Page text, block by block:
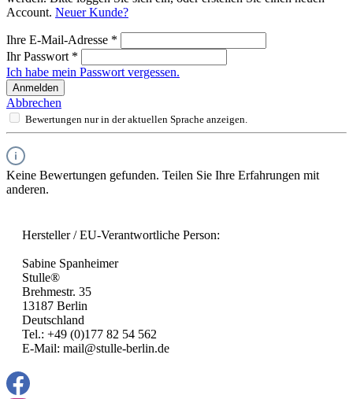
Account. Neuer Kunde?
Ihre E-Mail-Adresse *
Ihr Passwort *
Ich habe mein Passwort vergessen.
Anmelden
Abbrechen
Bewertungen nur in der aktuellen Sprache anzeigen.
Keine Bewertungen gefunden. Teilen Sie Ihre Erfahrungen mit
anderen.
Hersteller / EU-Verantwortliche Person:
Sabine Spanheimer
Stulle®
Brehmestr. 35
13187 Berlin
Deutschland
Tel.: +49 (0)177 82 54 562
E-Mail: mail@stulle-berlin.de